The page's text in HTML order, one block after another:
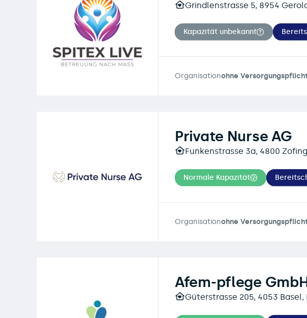
Grindlenstrasse 5, 8954
Kapazität unbekannt
Organisationohne
Private Nurse AG
Funkenstrasse 3a, 4800
Normale Kapazität
Organisationohne
Afem-pflege
Güterstrasse 205, 4053 Basel,